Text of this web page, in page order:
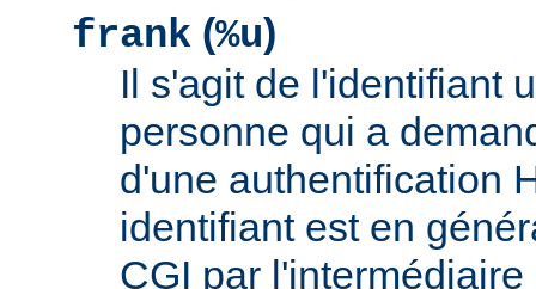
frank (%u)
Il s'agit de l'identifiant
personne qui a
d'une authentification
identifiant est en
CGI par